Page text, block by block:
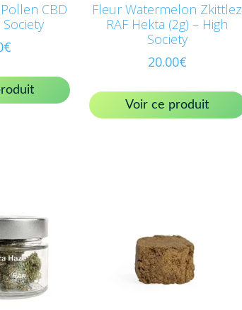
CBD
Society
€
Fleur Watermelon Zkittlez
RAF Hekta (2g) – High
Society
20.00€
Voir ce produit